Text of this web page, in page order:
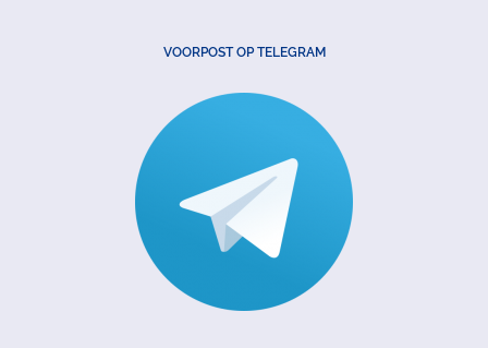
VOORPOST OP TELEGRAM